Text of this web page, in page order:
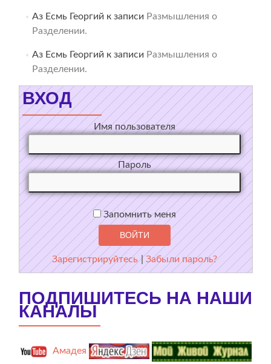
Аз Есмь Георгий к записи Размышления о
Разделении.
Аз Есмь Георгий к записи Размышления о
Разделении.
ВХОД
Имя пользователя
Пароль
Запомнить меня
Зарегистрируйтесь |Забыли пароль?
ПОДПИШИТЕСЬ НА НАШИ
КАНАЛЫ
Амадея